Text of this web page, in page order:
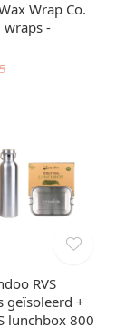
Wrap Co.
wraps -
RVS
geïsoleerd +
lunchbox 800